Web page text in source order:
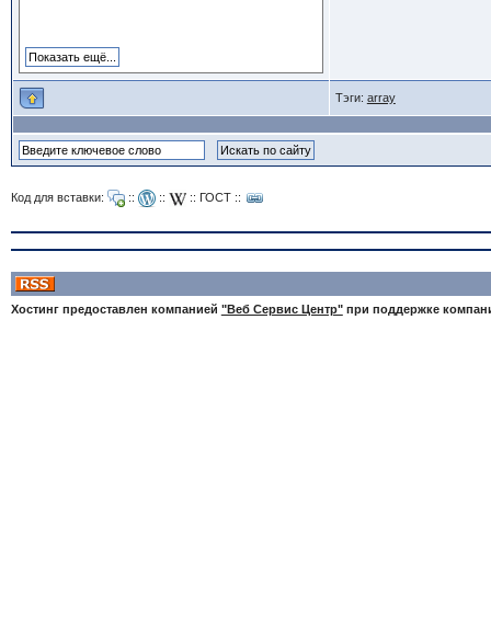
Тэги: array
Код для вставки: :: :: :: ГОСТ::
Хостинг предоставлен компанией "Веб Сервис Центр"при поддержке